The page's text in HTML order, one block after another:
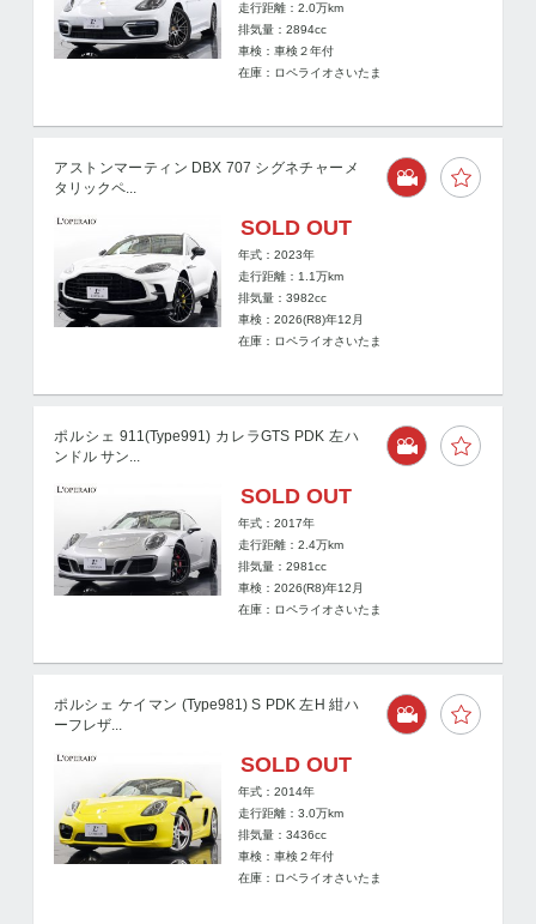
走行距離：2.0万km
排気量：2894cc
車検：車検２年付
在庫：ロペライオさいたま
アストンマーティン DBX 707 シグネチャーメ
タリックペ...
SOLD OUT
年式：2023年
走行距離： 1.1万km
排気量：3982cc
車検：2026(R8)年12月
在庫：ロペライオさいたま
ポルシェ 911(Type991) カレラGTS PDK 左ハ
ンドル サン...
SOLD OUT
年式：2017年
走行距離：2.4万km
排気量：2981cc
車検：2026(R8)年12月
在庫：ロペライオさいたま
ポルシェ ケイマン (Type981) S PDK 左H 紺ハ
ーフレザ...
SOLD OUT
年式：2014年
走行距離：3.0万km
排気量：3436cc
車検：車検２年付
在庫：ロペライオさいたま